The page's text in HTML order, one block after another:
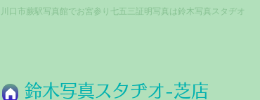
川口市蕨駅写真館でお宮参り七五三証明写真は鈴木写真スタヂオ
​鈴木写真スタヂオ-芝店